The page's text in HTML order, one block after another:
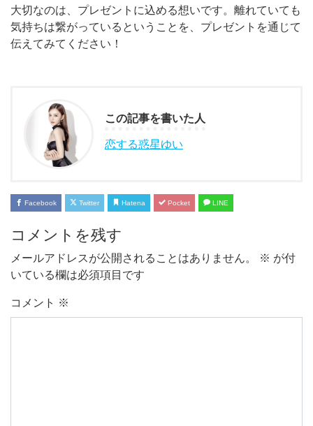
大切なのは、プレゼントに込める想いです。離れていても
気持ちは繋がっているということを、プレゼントを通じて
伝えてみてください！
この記事を書いた人
恋する惑星ゆい
Facebook Twitter Hatena Pocket LINE
コメントを残す
メールアドレスが公開されることはありません。 ※ が付
いている欄は必須項目です
コメント ※